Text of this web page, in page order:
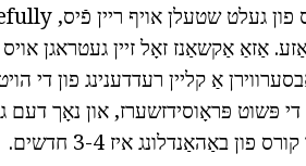
אַזאַ אַקשאַנז זאָל זיין געטראגן
אַ קליין רעדדענינג פון די
די פּשוט פּראָוסידזשערז, און נאָך דעם
באַהאַנדלונג איז 3-4 חדשים.